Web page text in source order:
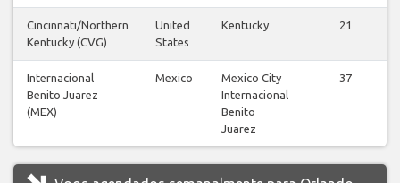
Cincinnati/Northern
Kentucky (CVG)
United
States
Kentucky 21
Internacional
Benito Juarez
(MEX)
Mexico
Mexico City
Internacional
Benito
Juarez
37